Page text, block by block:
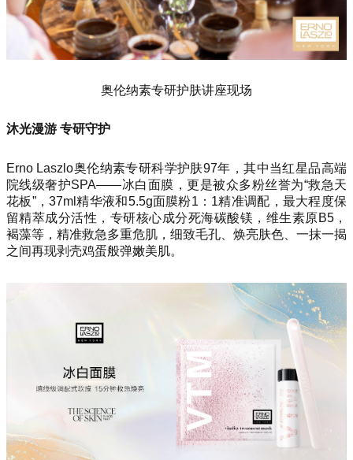
奥伦纳素专研护肤讲座现场
沐光漫游 专研守护
Erno Laszlo奥伦纳素专研科学护肤97年，其中当红星品高端
院线级奢护SPA——冰白面膜，更是被众多粉丝誉为“救急天
花板”，37ml精华液和5.5g面膜粉1：1精准调配，最大程度保
留精萃成分活性，专研核心成分死海碳酸镁，维生素原B5，
褐藻等，精准救急多重危肌，细致毛孔、焕亮肤色、一抹一揭
之间再现剥壳鸡蛋般弹嫩美肌。